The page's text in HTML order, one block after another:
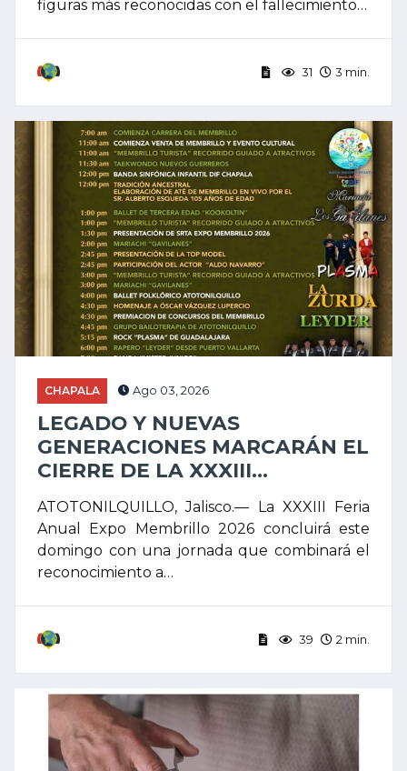
figuras más reconocidas con el fallecimiento…
31 3 min.
CHAPALA Ago 03, 2026
LEGADO Y NUEVAS
GENERACIONES MARCARÁN EL
CIERRE DE LA XXXIII...
ATOTONILQUILLO, Jalisco.— La XXXIII Feria
Anual Expo Membrillo 2026 concluirá este
domingo con una jornada que combinará el
reconocimiento a…
39 2 min.